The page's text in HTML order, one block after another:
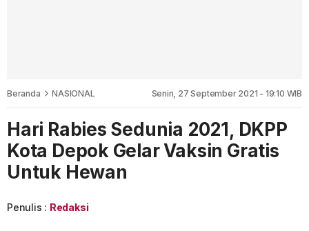
Beranda NASIONAL Senin, 27 September 2021 - 19:10 WIB
Hari Rabies Sedunia 2021, DKPP
Kota Depok Gelar Vaksin Gratis
Untuk Hewan
Penulis : Redaksi